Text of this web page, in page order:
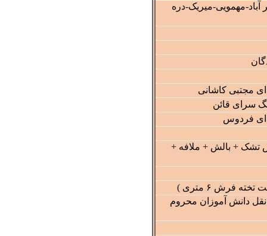
آباد-مهمویی-میریک-دره
مجتبی کاشانی
سرای قائن
ای فردوس
تشک + بالش + ملافه +
فرش ۶ متری )
دانش آموزان محروم